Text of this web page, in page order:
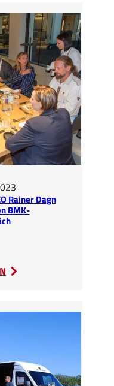
sich
auf
der
IFAT
2024
Rainer Dagn
BMK-
:
CEO
hochrangigen